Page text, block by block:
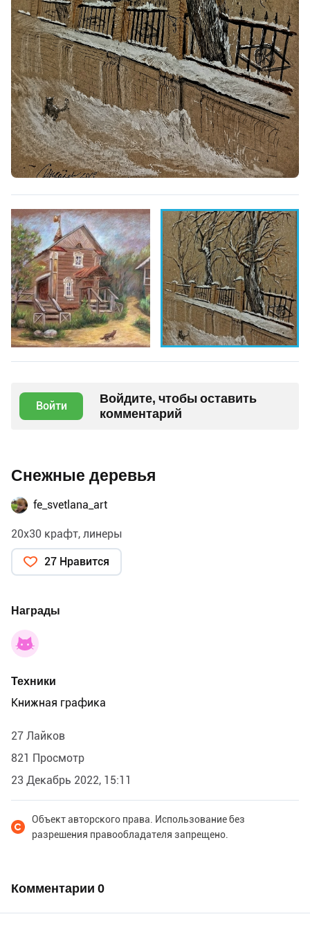
Войти
Войдите, чтобы оставить
комментарий
Снежные деревья
fe_svetlana_art
20х30 крафт, линеры
27 Нравится
Награды
Техники
Книжная графика
27 Лайков
821 Просмотр
23 Декабрь 2022, 15:11
Объект авторского права. Использование без
разрешения правообладателя запрещено.
Комментарии 0